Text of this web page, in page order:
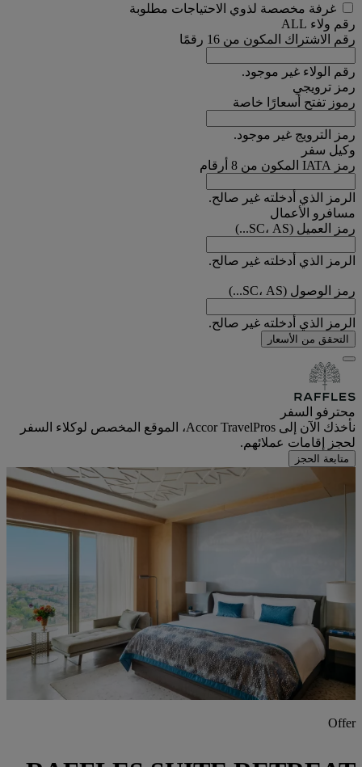
غرفة مخصصة لذوي الاحتياجات مطلوبة
رقم ولاء ALL
رقم الاشتراك المكون من 16 رقمًا
رقم الولاء غير موجود.
رمز ترويجي
رموز تفتح أسعارًا خاصة
رمز الترويج غير موجود.
وكيل سفر
رمز IATA المكون من 8 أرقام
الرمز الذي أدخلته غير صالح.
مسافرو الأعمال
رمز العميل (SC، AS...)
الرمز الذي أدخلته غير صالح.
رمز الوصول (SC، AS...)
الرمز الذي أدخلته غير صالح.
التحقق من الأسعار
محترفو السفر
نأخذك الآن إلى Accor TravelPros، الموقع المخصص لوكلاء السفر
لحجز إقامات عملائهم.
متابعة الحجز
Offer